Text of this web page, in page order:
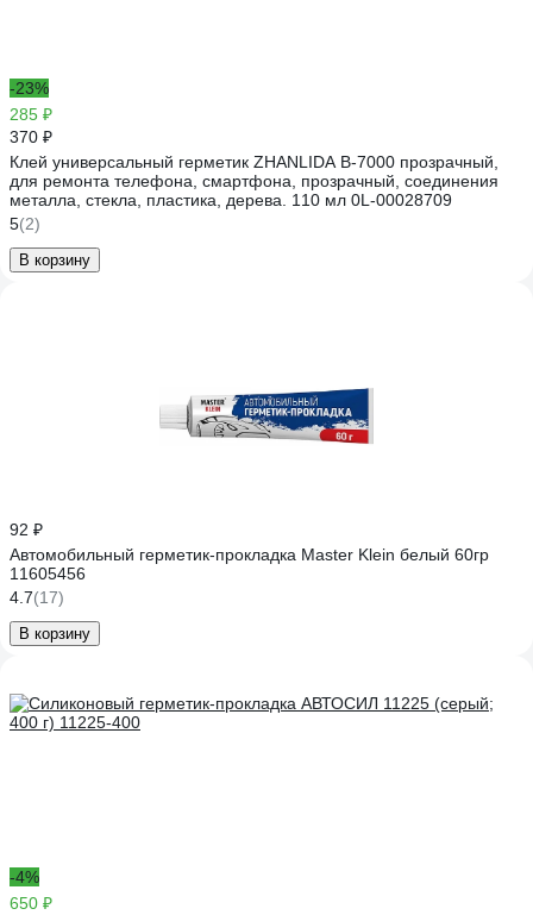
-23%
285 ₽
370 ₽
Клей универсальный герметик ZHANLIDA B-7000 прозрачный,
для ремонта телефона, смартфона, прозрачный, соединения
металла, стекла, пластика, дерева. 110 мл 0L-00028709
5(2)
В корзину
92 ₽
Автомобильный герметик-прокладка Master Klein белый 60гр
11605456
4.7(17)
В корзину
-4%
650 ₽